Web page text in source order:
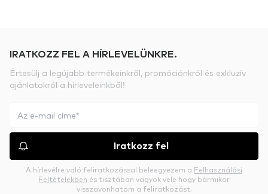
IRATKOZZ FEL A HÍRLEVELÜNKRE.
Értesülj a legújabb termékeinkről, promóciónkról és exkluzív
ajánlatokról a hírleveleinkből!
Iratkozz fel
A hírlevélre való feliratkozással beleegyezem a Felhasználási
Feltételekben és tisztában vagyok vele hogy bármikor
visszavonhatom a feliratkozást.